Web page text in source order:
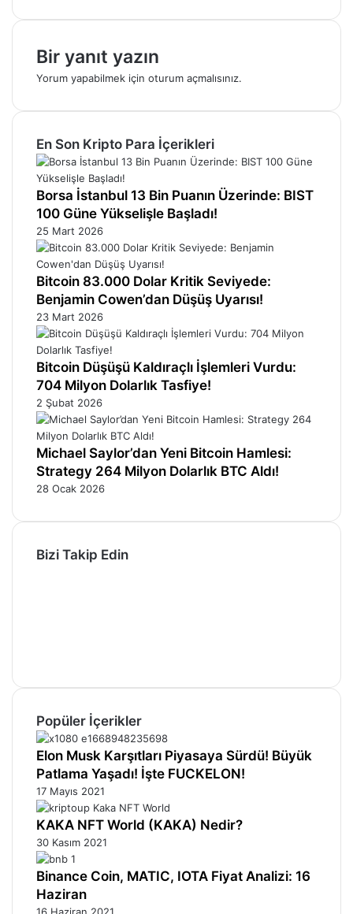
Bir yanıt yazın
Yorum yapabilmek için oturum açmalısınız.
En Son Kripto Para İçerikleri
Borsa İstanbul 13 Bin Puanın Üzerinde: BIST
100 Güne Yükselişle Başladı!
25 Mart 2026
Bitcoin 83.000 Dolar Kritik Seviyede:
Benjamin Cowen’dan Düşüş Uyarısı!
23 Mart 2026
Bitcoin Düşüşü Kaldıraçlı İşlemleri Vurdu:
704 Milyon Dolarlık Tasfiye!
2 Şubat 2026
Michael Saylor’dan Yeni Bitcoin Hamlesi:
Strategy 264 Milyon Dolarlık BTC Aldı!
28 Ocak 2026
Bizi Takip Edin
Popüler İçerikler
Elon Musk Karşıtları Piyasaya Sürdü! Büyük
Patlama Yaşadı! İşte FUCKELON!
17 Mayıs 2021
KAKA NFT World (KAKA) Nedir?
30 Kasım 2021
Binance Coin, MATIC, IOTA Fiyat Analizi: 16
Haziran